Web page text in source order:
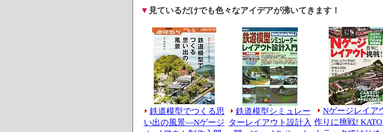
▼ 見ているだけでも色々なアイデアが沸いてきます！
鉄道模型でつくる思
い出の風景―Nゲージ
鉄道模型シミュレー
ターレイアウト設計入
Nゲージレイア
作りに挑戦!